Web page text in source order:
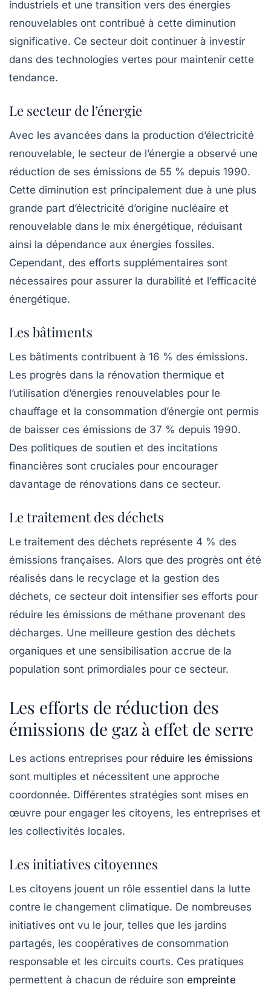
industriels et une transition vers des énergies
renouvelables ont contribué à cette diminution
significative. Ce secteur doit continuer à investir
dans des technologies vertes pour maintenir cette
tendance.
Le secteur de l’énergie
Avec les avancées dans la production d’électricité
renouvelable, le secteur de l’énergie a observé une
réduction de ses émissions de 55 % depuis 1990.
Cette diminution est principalement due à une plus
grande part d’électricité d’origine nucléaire et
renouvelable dans le mix énergétique, réduisant
ainsi la dépendance aux énergies fossiles.
Cependant, des efforts supplémentaires sont
nécessaires pour assurer la durabilité et l’efficacité
énergétique.
Les bâtiments
Les bâtiments contribuent à 16 % des émissions.
Les progrès dans la rénovation thermique et
l’utilisation d’énergies renouvelables pour le
chauffage et la consommation d’énergie ont permis
de baisser ces émissions de 37 % depuis 1990.
Des politiques de soutien et des incitations
financières sont cruciales pour encourager
davantage de rénovations dans ce secteur.
Le traitement des déchets
Le traitement des déchets représente 4 % des
émissions françaises. Alors que des progrès ont été
réalisés dans le recyclage et la gestion des
déchets, ce secteur doit intensifier ses efforts pour
réduire les émissions de méthane provenant des
décharges. Une meilleure gestion des déchets
organiques et une sensibilisation accrue de la
population sont primordiales pour ce secteur.
Les efforts de réduction des
émissions de gaz à effet de serre
Les actions entreprises pour réduire les émissions
sont multiples et nécessitent une approche
coordonnée. Différentes stratégies sont mises en
œuvre pour engager les citoyens, les entreprises et
les collectivités locales.
Les initiatives citoyennes
Les citoyens jouent un rôle essentiel dans la lutte
contre le changement climatique. De nombreuses
initiatives ont vu le jour, telles que les jardins
partagés, les coopératives de consommation
responsable et les circuits courts. Ces pratiques
permettent à chacun de réduire son empreinte